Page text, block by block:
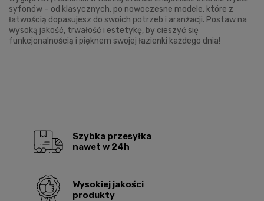
syfonów – od klasycznych, po nowoczesne modele, które z
łatwością dopasujesz do swoich potrzeb i aranżacji. Postaw na
wysoką jakość, trwałość i estetykę, by cieszyć się
funkcjonalnością i pięknem swojej łazienki każdego dnia!
Szybka przesyłka
nawet w 24h
Wysokiej jakości
produkty